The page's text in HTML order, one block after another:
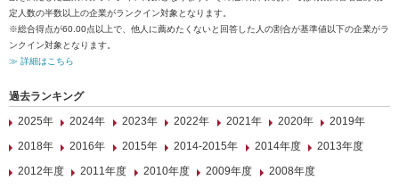
定人数の半数以上の企業がランクイン対象となります。
※総合得点が60.00点以上で、他人に薦めたくないと回答した人の割合が基準値以下の企業がラ
ンクイン対象となります。
≫ 詳細はこちら
過去ランキング
2025年
2024年 2023年 2022年 2021年 2020年
2019年
2018年
2016年 2015年 2014-2015年 2014年度
2013年度
2012年度
2011年度 2010年度 2009年度 2008年度